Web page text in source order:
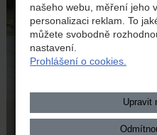
našeho webu, měření jeho
personalizaci reklam. To
můžete svobodně
nastavení.
Prohlášení o cookies.
Upravit